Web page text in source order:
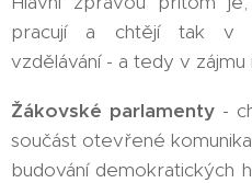
pracují a chtějí tak v
vzdělávání - a tedy v zájmu
Žákovské parlamenty -
součást otevřené
budování demokratických